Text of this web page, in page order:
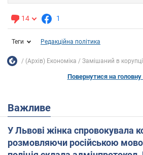
14 1
Теги Редакційна політика
(Архів) Економіка Замішаний в
Повернутися на головну
Важливе
У Львові жінка спровокувала
розмовляючи російською